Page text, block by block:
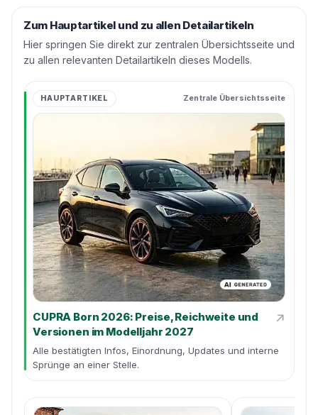
Zum Hauptartikel und zu allen Detailartikeln
Hier springen Sie direkt zur zentralen Übersichtsseite und
zu allen relevanten Detailartikeln dieses Modells.
HAUPTARTIKEL Zentrale Übersichtsseite
CUPRA Born 2026: Preise, Reichweite und
Versionen im Modelljahr 2027
↗
Alle bestätigten Infos, Einordnung, Updates und interne
Sprünge an einer Stelle.